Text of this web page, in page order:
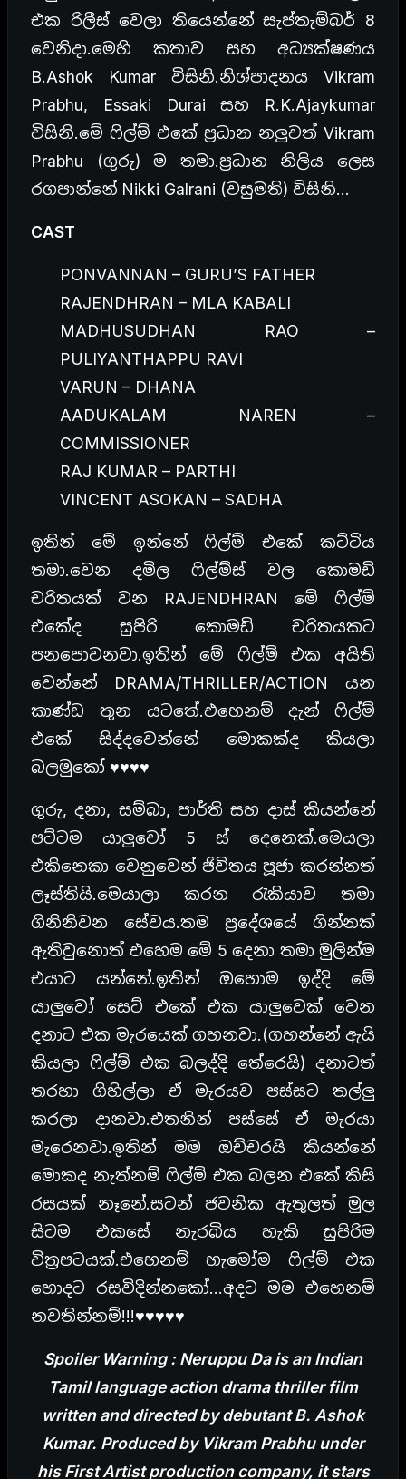
එක රිලීස් වෙලා තියෙන්නේ සැප්තැම්බර් 8
වෙනිදා.මෙහි කතාව සහ අධ්‍යක්ෂණය
B.Ashok Kumar විසිනි.නිශ්පාදනය Vikram
Prabhu, Essaki Durai සහ R.K.Ajaykumar
විසිනි.මේ ෆිල්ම් එකේ ප්‍රධාන නලුවත් Vikram
Prabhu (ගුරු) ම තමා.ප්‍රධාන නිලිය ලෙස
රගපාන්නේ Nikki Galrani (වසුමති) විසිනි…
CAST
PONVANNAN – GURU’S FATHER
RAJENDHRAN – MLA KABALI
MADHUSUDHAN RAO –
PULIYANTHAPPU RAVI
VARUN – DHANA
AADUKALAM NAREN –
COMMISSIONER
RAJ KUMAR – PARTHI
VINCENT ASOKAN – SADHA
ඉතින් මේ ඉන්නේ ෆිල්ම් එකේ කට්ටිය
තමා.වෙන දමිල ෆිල්ම්ස් වල කොමඩි
චරිතයක් වන RAJENDHRAN මේ ෆිල්ම්
එකේද සුපිරි කොමඩි චරිතයකට
පනපොවනවා.ඉතින් මේ ෆිල්ම් එක අයිති
වෙන්නේ DRAMA/THRILLER/ACTION යන
කාණ්ඩ තුන යටතේ.එහෙනම් දැන් ෆිල්ම්
එකේ සිද්දවෙන්නේ මොකක්ද කියලා
බලමුකෝ ♥♥♥♥
ගුරු, දනා, සම්බා, පාර්ති සහ දාස් කියන්නේ
පට්ටම යාලුවෝ 5 ස් දෙනෙක්.මෙයලා
එකිනෙකා වෙනුවෙන් ජිවිතය පූජා කරන්නත්
ලෑස්තියි.මෙයාලා කරන රැකියාව තමා
ගිනිනිවන සේවය.තම ප්‍රදේශයේ ගින්නක්
ඇතිවුනොත් එහෙම මේ 5 දෙනා තමා මුලින්ම
එයාට යන්නේ.ඉතින් ඔහොම ඉද්දි මේ
යාලුවෝ සෙට් එකේ එක යාලුවෙක් වෙන
දනාට එක මැරයෙක් ගහනවා.(ගහන්නේ ඇයි
කියලා ෆිල්ම් එක බලද්දි තේරෙයි) දනාටත්
තරහා ගිහිල්ලා ඒ මැරයව පස්සට තල්ලු
කරලා දානවා.එතනින් පස්සේ ඒ මැරයා
මැරෙනවා.ඉතින් මම ඔච්චරයි කියන්නේ
මොකද නැත්නම් ෆිල්ම් එක බලන එකේ කිසි
රසයක් නෑනේ.සටන් ජවනික ඇතුලත් මුල
සිටම එකසේ නැරබිය හැකි සුපිරිම
චිත්‍රපටයක්.එහෙනම් හැමෝම ෆිල්ම් එක
හොදට රසවිදින්නකෝ…අදට මම එහෙනම්
නවතින්නම්!!!♥♥♥♥♥
Spoiler Warning : Neruppu Da is an Indian
Tamil language action drama thriller film
written and directed by debutant B. Ashok
Kumar. Produced by Vikram Prabhu under
his First Artist production company, it stars